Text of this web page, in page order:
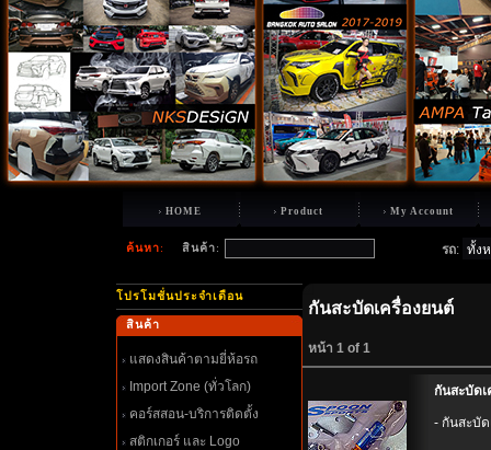
HOME Product My Account
ค้นหา: สินค้า: รถ:
ปรโมชั่นประจำเดือน
สินค้า
สดงสินค้าตามยี่ห้อรถ
Import Zone (ทั่วโลก)
คอร์สสอน-บริการติดตั้ง
สติกเกอร์ และ Logo
กันสะบัดเครื่องยนต์
หน้า 1 of 1
กันสะบัดเ
- กันสะบัด